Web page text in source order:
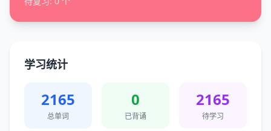
学习统计
2165
总单词
0
已背诵
2165
待学习